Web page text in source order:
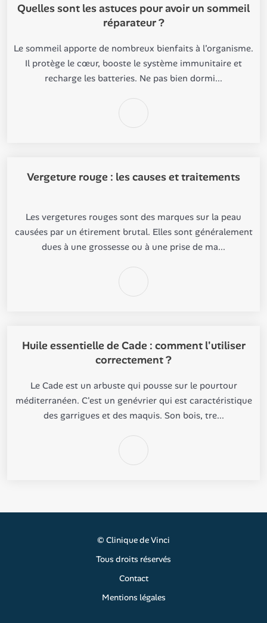
Quelles sont les astuces pour avoir un sommeil
réparateur ?
Le sommeil apporte de nombreux bienfaits à l’organisme.
Il protège le cœur, booste le système immunitaire et
recharge les batteries. Ne pas bien dormi...
Vergeture rouge : les causes et traitements
Les vergetures rouges sont des marques sur la peau
causées par un étirement brutal. Elles sont généralement
dues à une grossesse ou à une prise de ma...
Huile essentielle de Cade : comment l'utiliser
correctement ?
Le Cade est un arbuste qui pousse sur le pourtour
méditerranéen. C'est un genévrier qui est caractéristique
des garrigues et des maquis. Son bois, tre...
© Clinique de Vinci
Tous droits réservés
Contact
Mentions légales